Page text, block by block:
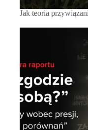
Jak teoria